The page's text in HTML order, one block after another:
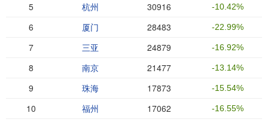
5 杭州 30916 -10.42%
6 厦门 28483 -22.99%
7 三亚 24879 -16.92%
8 南京 21477 -13.14%
9 珠海 17873 -15.54%
10 福州 17062 -16.55%